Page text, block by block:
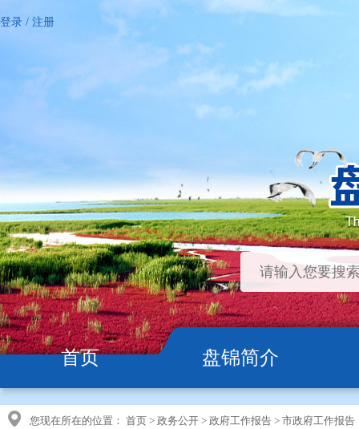
登录 / 注册
首页 盘锦简介
您现在所在的位置： 首页 > 政务公开 > 政府工作报告 > 市政府工作报告